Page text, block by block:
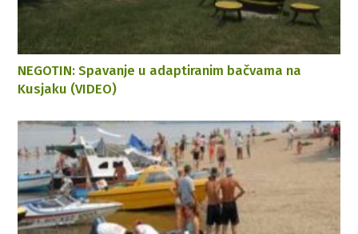
NEGOTIN: Spavanje u adaptiranim bačvama na
Kusjaku (VIDEO)